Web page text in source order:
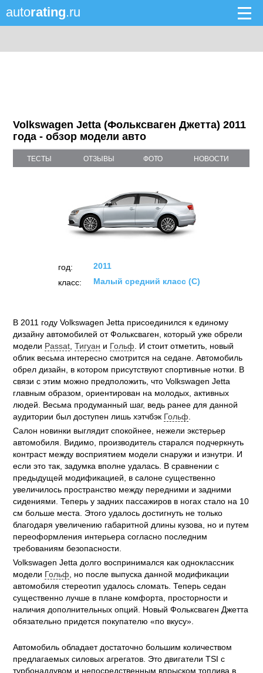
autorating.ru
Volkswagen Jetta (Фольксваген Джетта) 2011
года - обзор модели авто
ТЕСТЫ ОТЗЫВЫ ФОТО НОВОСТИ
год:
2011
класс:
Малый средний класс (C)
В 2011 году Volkswagen Jetta присоединился к единому
дизайну автомобилей от Фольксваген, который уже обрели
модели Passat ,Тигуан и Гольф . И стоит отметить, новый
облик весьма интересно смотрится на седане. Автомобиль
обрел дизайн, в котором присутствуют спортивные нотки. В
связи с этим можно предположить, что Volkswagen Jetta
главным образом, ориентирован на молодых, активных
людей. Весьма продуманный шаг, ведь ранее для данной
аудитории был доступен лишь хэтчбэк Гольф
Салон новинки выглядит спокойнее, нежели экстерьер
автомобиля. Видимо, производитель старался подчеркнуть
контраст между восприятием модели снаружи и изнутри. И
если это так, задумка вполне удалась. В сравнении с
предыдущей модификацией, в салоне существенно
увеличилось пространство между передними и задними
сидениями. Теперь у задних пассажиров в ногах стало на 10
см больше места. Этого удалось достигнуть не только
благодаря увеличению габаритной длины кузова, но и путем
переоформления интерьера согласно последним
требованиям безопасности.
Volkswagen Jetta долго воспринимался как одноклассник
модели Гольф , но после выпуска данной модификации
автомобиля стереотип удалось сломать. Теперь седан
существенно лучше в плане комфорта, просторности и
наличия дополнительных опций. Новый Фольксваген Джетта
обязательно придется покупателю «по вкусу».
Автомобиль обладает достаточно большим количеством
предлагаемых силовых агрегатов. Это двигатели TSI с
турбонаддувом и непосредственным впрыском топлива в